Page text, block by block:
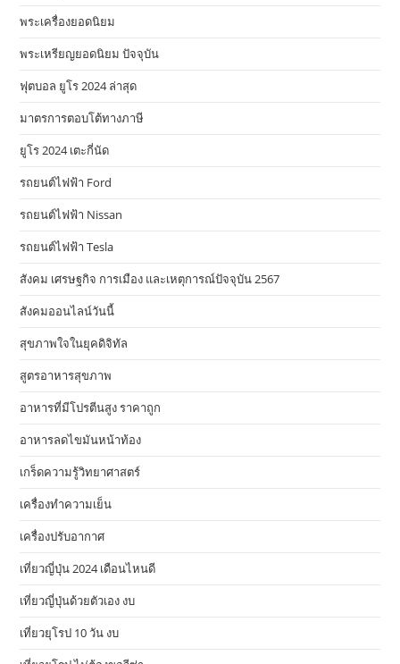
พระเครื่องยอดนิยม
พระเหรียญยอดนิยม ปัจจุบัน
ฟุตบอล ยูโร 2024 ล่าสุด
มาตรการตอบโต้ทางภาษี
ยูโร 2024 เตะกี่นัด
รถยนต์ไฟฟ้า Ford
รถยนต์ไฟฟ้า Nissan
รถยนต์ไฟฟ้า Tesla
สังคม เศรษฐกิจ การเมือง และเหตุการณ์ปัจจุบัน 2567
สังคมออนไลน์วันนี้
สุขภาพใจในยุคดิจิทัล
สูตรอาหารสุขภาพ
อาหารที่มีโปรตีนสูง ราคาถูก
อาหารลดไขมันหน้าท้อง
เกร็ดความรู้วิทยาศาสตร์
เครื่องทำความเย็น
เครื่องปรับอากาศ
เที่ยวญี่ปุ่น 2024 เดือนไหนดี
เที่ยวญี่ปุ่นด้วยตัวเอง งบ
เที่ยวยุโรป 10 วัน งบ